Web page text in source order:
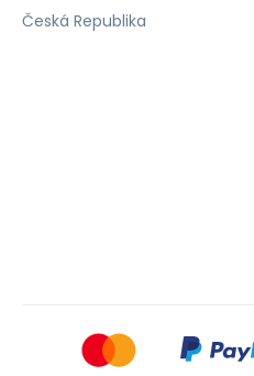
Česká Republika